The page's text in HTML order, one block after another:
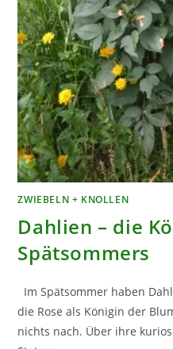
ZWIEBELN + KNOLLEN
Dahlien – die
Spätsommers
Im Spätsommer haben
die Rose als Königin der
nichts nach. Über ihre